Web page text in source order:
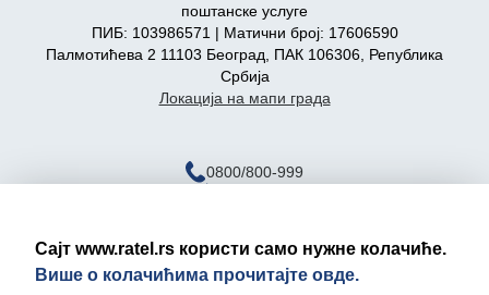
поштанске услуге
ПИБ: 103986571 | Матични број: 17606590
Палмотићева 2 11103 Београд, ПАК 106306, Република
Србија
Локација на мапи града
0800/800-999
Сајт www.ratel.rs користи само нужне колачиће.
Више о колачићима прочитајте овде.